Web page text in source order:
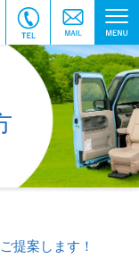
ご提案します！